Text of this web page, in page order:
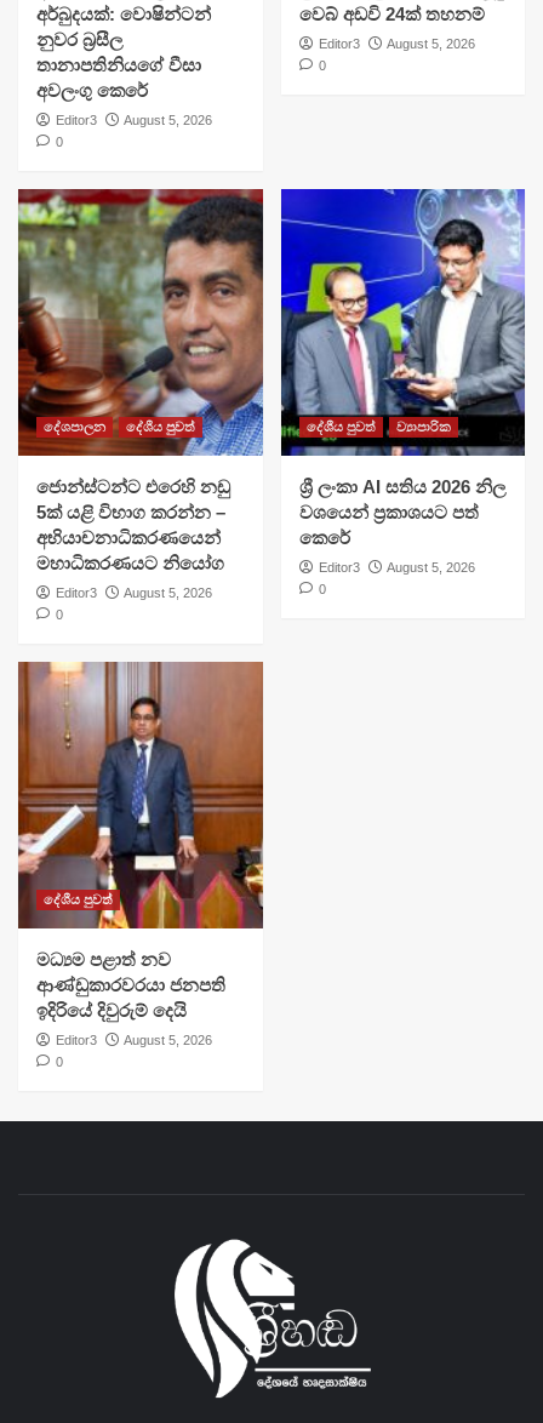
අර්බුදයක්: වොෂින්ටන්
නුවර බ්‍රසීල
තානාපතිනියගේ වීසා
අවලංගු කෙරේ
Editor3
August 5, 2026
0
වෙබ් අඩවි 24ක් තහනම්
Editor3
August 5, 2026
0
දේශපාලන දේශීය පුවත්
ජොන්ස්ටන්ට එරෙහි නඩු
5ක් යළි විභාග කරන්න –
අභියාචනාධිකරණයෙන්
මහාධිකරණයට නියෝග
Editor3
August 5, 2026
0
දේශීය පුවත් ව්‍යාපාරික
ශ්‍රී ලංකා AI සතිය 2026 නිල
වශයෙන් ප්‍රකාශයට පත්
කෙරේ
Editor3
August 5, 2026
0
දේශීය පුවත්
මධ්‍යම පළාත් නව
ආණ්ඩුකාරවරයා ජනපති
ඉදිරියේ දිවුරුම් දෙයි
Editor3
August 5, 2026
0